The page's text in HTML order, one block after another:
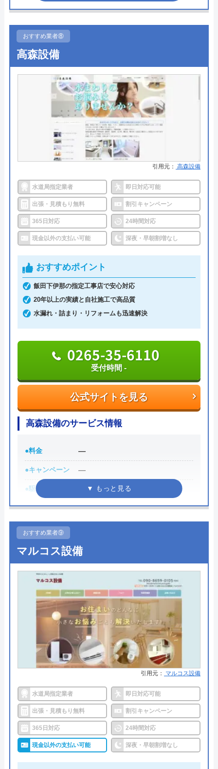
てはいかがでしょうか？
公式サイトを見る
0120-569-365
水の生活救急車の基本情報
株式会社生活救急車
楯広長
名古屋市中区栄1丁目14-15
対応エリア 全国（一部地域を除く）
●受付時間 8:00～18:00
●定休日
●出張見積もり
●支払い方法 現金
―
―
詳細は公式HPでご確認ください
アイスイ設備がおすすめの理由
る業者で水漏れやつまり修理からリフォームまで幅
広く依頼することができます。本社のある長野県茅
野市を中心としたエリアを対応エリアとして地域密
着で営業しています。
特に対応エリアとしている地域の中には排水設備が
重要になってくるところがあります。合わない施工
を行うと高額な費用を払うことになったり、暮らし
の快適性が低下したりしてしまいます。アイスイ設
備ではエキスパートによる確かな判断で最適な施工
公式サイトを見る
0266-79-3907
受付時間 8:00～18:00
アイスイ設備の基本情報
運営会社
代表者 原 嘉樹
創業・設立 昭和55年9月
所在地
〒391-0214
長野県茅野市泉野7527
八ヶ岳山麓）
アイスイ設備のクチコミ on
5（1件のクチコミ）
※クチコミの内容について
鎌倉和敏
いつもお世話になります。
おすすめ業者⑧
高森設備
引用元： 高森設備
水道局指定業者 即日対応可能
出張・見積もり無料 割引キャンペーン
365日対応 24時間対応
現金以外の支払い可能 深夜・早朝割増なし
おすすめポイント
飯田下伊那の指定工事店で安心対応
20年以上の実績と自社施工で高品質
水漏れ・詰まり・リフォームも迅速解決
公式サイトを見る
0265-35-6110
受付時間 -
高森設備のサービス情報
●料金 ―
●キャンペーン ―
●駆けつけ時間
●受付時間 ―
●定休日
●出張見積もり ―
●支払い方法 ―
●累計実績
●保証・保険 ―
詳細は公式HPでご確認ください
高森設備がおすすめの理由
長野県下伊那郡高森町の有限会社高森設備は、水回
ています。飯田下伊那地域の指定工事店として認定
されているので、急なトイレのトラブルにも安心し
て依頼できるでしょう。
トイレのつまりや流れの悪さは排水管につまりや損
おすすめ業者⑨
マルコス設備
引用元： マルコス設備
水道局指定業者 即日対応可能
出張・見積もり無料 割引キャンペーン
365日対応 24時間対応
現金以外の支払い可能 深夜・早朝割増なし